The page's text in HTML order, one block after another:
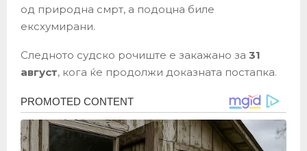
од природна смрт, а подоцна биле
ексхумирани.
Следното судско рочиште е закажано за 31
август, кога ќе продолжи доказната постапка.